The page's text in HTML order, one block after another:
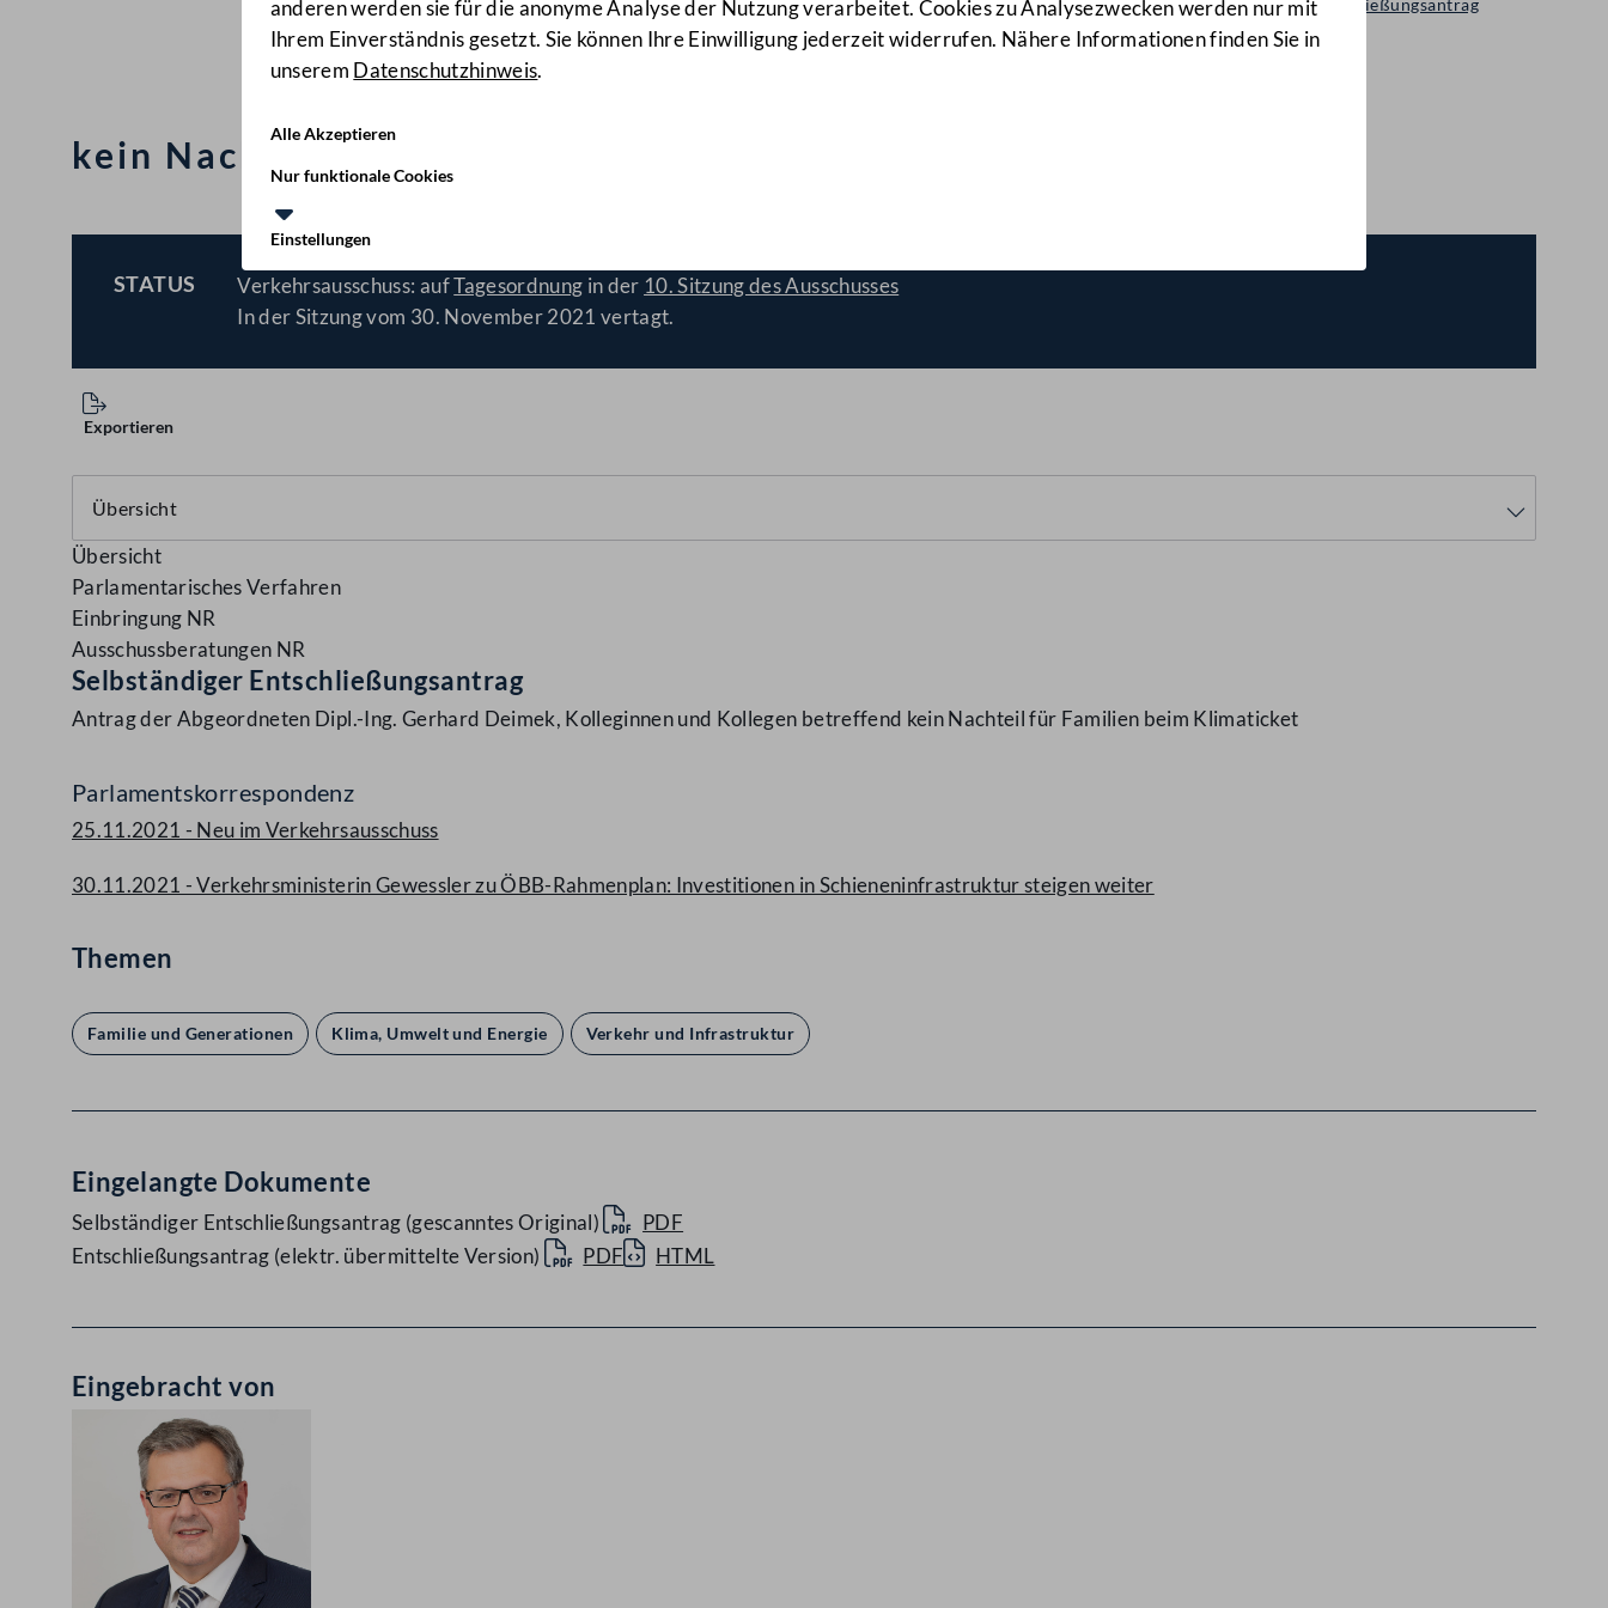
anderen werden sie für die anonyme Analyse der Nutzung verarbeitet. Cookies zu Analysezwecken werden nur mit
Ihrem Einverständnis gesetzt. Sie können Ihre Einwilligung jederzeit widerrufen. Nähere Informationen finden Sie in
unserem Datenschutzhinweis.
Alle Akzeptieren
Nur funktionale Cookies
Einstellungen
Selbständiger Entschließungsantrag
2106/A(E)
kein Nachteil für Familien beim Klimaticket
STATUS
BESCHLOSSEN
Verkehrsausschuss: aufTagesordnung in der 10. Sitzung des Ausschusses
In der Sitzung vom 30. November 2021 vertagt.
Exportieren
Übersicht
Parlamentarisches Verfahren
Einbringung NR
Ausschussberatungen NR
Selbständiger Entschließungsantrag
Antrag der Abgeordneten Dipl.-Ing. Gerhard Deimek, Kolleginnen und Kollegen betreffend kein Nachteil für Familien beim Klimaticket
Parlamentskorrespondenz
25.11.2021 - Neu im Verkehrsausschuss
30.11.2021 - Verkehrsministerin Gewessler zu ÖBB-Rahmenplan: Investitionen in Schieneninfrastruktur steigen weiter
Themen
Familie und Generationen Klima, Umwelt und Energie Verkehr und Infrastruktur
Eingelangte Dokumente
Selbständiger Entschließungsantrag (gescanntes Original)
PDF
Entschließungsantrag (elektr. übermittelte Version)
PDF HTML
Eingebracht von